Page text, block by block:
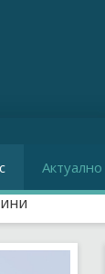
Актуално